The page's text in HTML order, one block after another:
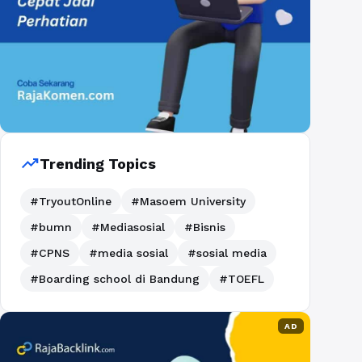
trending_upTrending Topics
#TryoutOnline
#Masoem University
#bumn
#Mediasosial
#Bisnis
#CPNS
#media sosial
#sosial media
#Boarding school di Bandung
#TOEFL
AD